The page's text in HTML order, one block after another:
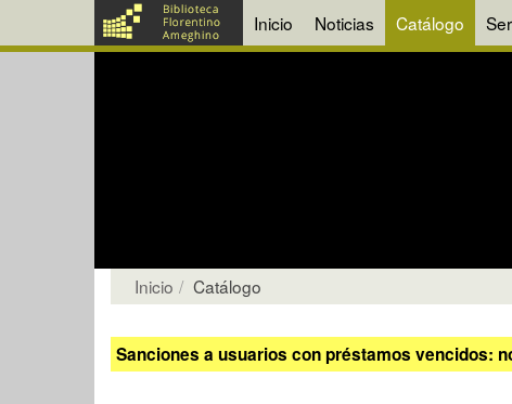
Inicio Noticias Catálogo
Inicio Catálogo
Sanciones a usuarios con préstamos vencidos: